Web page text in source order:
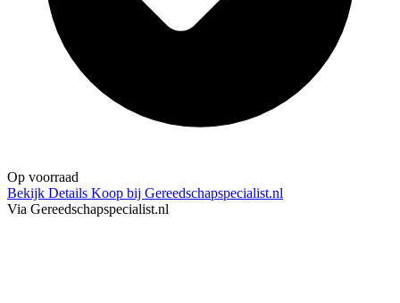
Op voorraad
Bekijk Details Koop bij Gereedschapspecialist.nl
Via Gereedschapspecialist.nl